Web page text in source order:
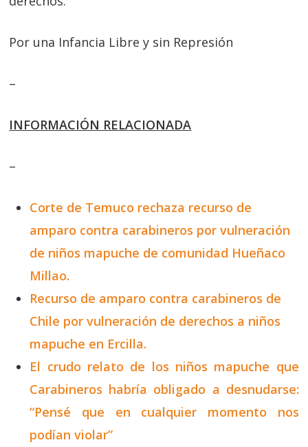
Por una Infancia Libre y sin Represión
–
INFORMACIÓN RELACIONADA
–
Corte de Temuco rechaza recurso de
amparo contra carabineros por vulneración
de niños mapuche de comunidad Hueñaco
Millao.
Recurso de amparo contra carabineros de
Chile por vulneración de derechos a niños
mapuche en Ercilla.
El crudo relato de los niños mapuche que
Carabineros habría obligado a desnudarse:
“Pensé que en cualquier momento nos
podían violar”